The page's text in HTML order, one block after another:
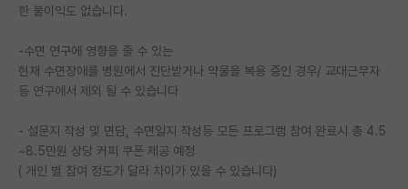
한 불이익도 없습니다.
-수면 연구에 영향을 줄 수 있는
현재 수면장애를 병원에서 진단받거나 약물을 복용 중인 경우/ 교대근무자
등 연구에서 제외 될 수 있습니다
- 설문지 작성 및 면담, 수면일지 작성등 모든 프로그램 참여 완료시 총 4.5
~8.5만원 상당 커피 쿠폰 제공 예정
( 개인 별 참여 정도가 달라 차이가 있을 수 있습니다)